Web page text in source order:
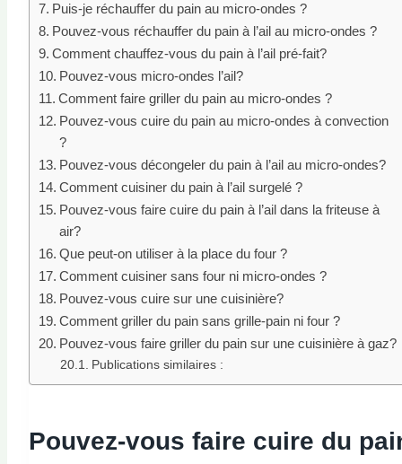
Puis-je réchauffer du pain au micro-ondes ?
Pouvez-vous réchauffer du pain à l’ail au micro-ondes ?
Comment chauffez-vous du pain à l’ail pré-fait?
Pouvez-vous micro-ondes l’ail?
Comment faire griller du pain au micro-ondes ?
Pouvez-vous cuire du pain au micro-ondes à convection
?
Pouvez-vous décongeler du pain à l’ail au micro-ondes?
Comment cuisiner du pain à l’ail surgelé ?
Pouvez-vous faire cuire du pain à l’ail dans la friteuse à
air?
Que peut-on utiliser à la place du four ?
Comment cuisiner sans four ni micro-ondes ?
Pouvez-vous cuire sur une cuisinière?
Comment griller du pain sans grille-pain ni four ?
Pouvez-vous faire griller du pain sur une cuisinière à gaz?
Publications similaires :
Pouvez-vous faire cuire du